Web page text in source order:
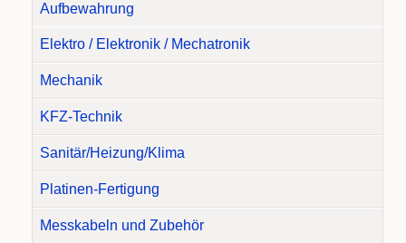
Aufbewahrung
Elektro / Elektronik / Mechatronik
Mechanik
KFZ-Technik
Sanitär/Heizung/Klima
Platinen-Fertigung
Messkabeln und Zubehör